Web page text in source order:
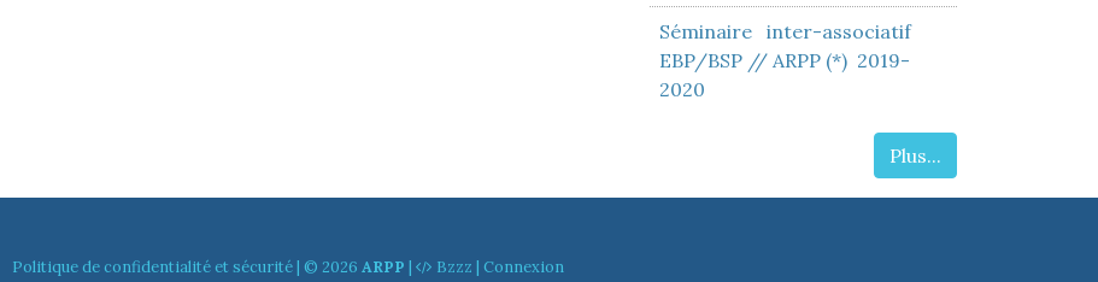
Séminaire inter-associatif
EBP/BSP // ARPP (*) 2019-
2020
Plus...
Politique de confidentialité et sécurité| © 2026 ARPP | Bzzz | Connexion